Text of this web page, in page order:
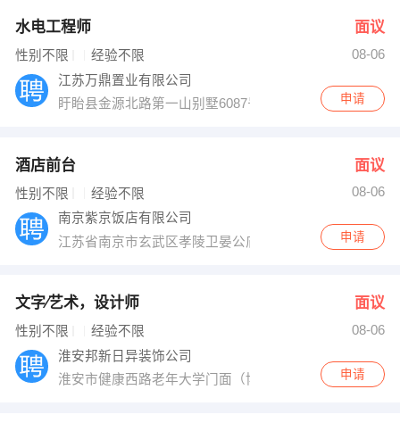
水电工程师 面议
性别不限 经验不限
08-06
江苏万鼎置业有限公司
盱眙县金源北路第一山别墅6087号
申请
酒店前台 面议
性别不限 经验不限
08-06
南京紫京饭店有限公司
江苏省南京市玄武区孝陵卫晏公庙53号
申请
文字∕艺术，设计师 面议
性别不限 经验不限
08-06
淮安邦新日异装饰公司
淮安市健康西路老年大学门面（博物馆东门对面）
申请